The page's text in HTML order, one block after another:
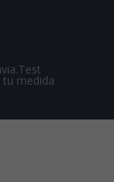
tu medida